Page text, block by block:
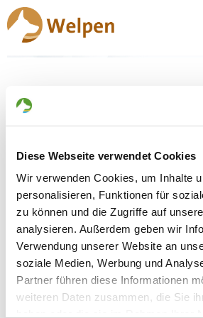
Diese Webseite verwendet Cookies
Wir verwenden Cookies, um Inhalte
personalisieren, Funktionen für
zu können und die Zugriffe auf
analysieren. Außerdem geben wir
Verwendung unserer Website an
soziale Medien, Werbung und
Partner führen diese Informationen
weiteren Daten zusammen, die Sie
Team
Schloß
Gründungsdatum:
Eleveur
Stefan Heller
Philipp-Reis-Str. 9
97437 Haßfurt
Kontakt